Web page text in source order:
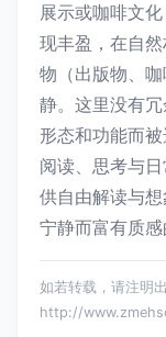
展示或咖啡文
现丰盈，在自
物（出版物、
静。这里没有冗
形态和功能而
阅读、思考与
供自由解读与
宁静而富有质感
如若转载，请注明出
http://